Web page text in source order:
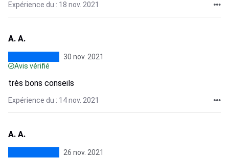
Expérience du : 18 nov. 2021
A. A.
30 nov. 2021
Avis vérifié
très bons conseils
Expérience du : 14 nov. 2021
A. A.
26 nov. 2021